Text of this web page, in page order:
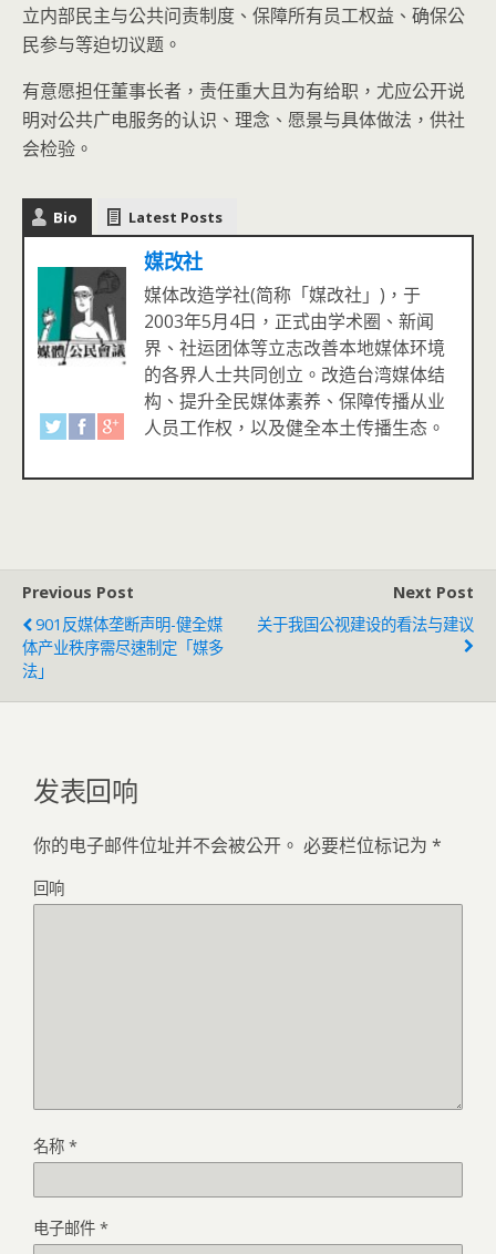
立内部民主与公共问责制度、保障所有员工权益、确保公
民参与等迫切议题。
有意愿担任董事长者，责任重大且为有给职，尤应公开说
明对公共广电服务的认识、理念、愿景与具体做法，供社
会检验。
Bio Latest Posts
媒改社
媒体改造学社(简称「媒改社」)，于
2003年5月4日，正式由学术圈、新闻
界、社运团体等立志改善本地媒体环境
的各界人士共同创立。改造台湾媒体结
构、提升全民媒体素养、保障传播从业
人员工作权，以及健全本土传播生态。
Previous Post
901反媒体垄断声明-健全媒
体产业秩序需尽速制定「媒多
法」
Next Post
关于我国公视建设的看法与建议
发表回响
你的电子邮件位址并不会被公开。 必要栏位标记为 *
回响
名称 *
电子邮件 *